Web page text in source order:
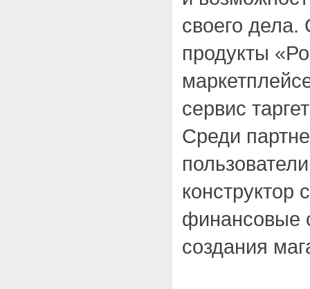
своего
продукты
сервис
Среди
конструктор
финансовые
создания